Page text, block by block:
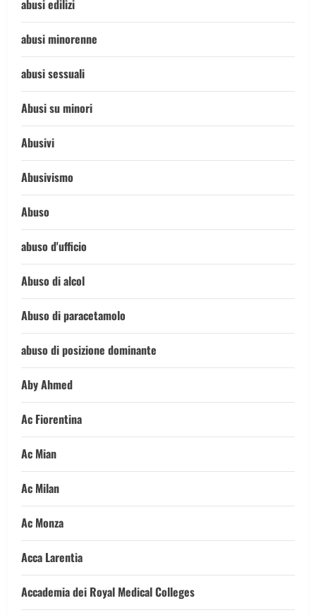
abusi edilizi
abusi minorenne
abusi sessuali
Abusi su minori
Abusivi
Abusivismo
Abuso
abuso d'ufficio
Abuso di alcol
Abuso di paracetamolo
abuso di posizione dominante
Aby Ahmed
Ac Fiorentina
Ac Mian
Ac Milan
Ac Monza
Acca Larentia
Accademia dei Royal Medical Colleges